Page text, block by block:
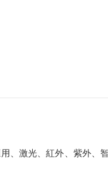
激光、紅外、紫外、